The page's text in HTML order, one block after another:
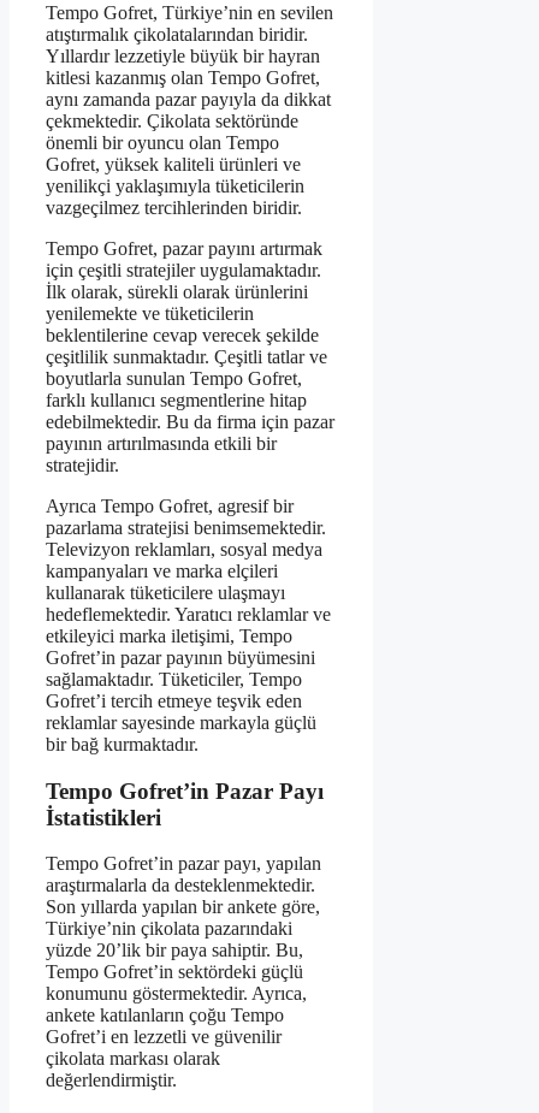
Tempo Gofret, Türkiye’nin en sevilen
atıştırmalık çikolatalarından biridir.
Yıllardır lezzetiyle büyük bir hayran
kitlesi kazanmış olan Tempo Gofret,
aynı zamanda pazar payıyla da dikkat
çekmektedir. Çikolata sektöründe
önemli bir oyuncu olan Tempo
Gofret, yüksek kaliteli ürünleri ve
yenilikçi yaklaşımıyla tüketicilerin
vazgeçilmez tercihlerinden biridir.
Tempo Gofret, pazar payını artırmak
için çeşitli stratejiler uygulamaktadır.
İlk olarak, sürekli olarak ürünlerini
yenilemekte ve tüketicilerin
beklentilerine cevap verecek şekilde
çeşitlilik sunmaktadır. Çeşitli tatlar ve
boyutlarla sunulan Tempo Gofret,
farklı kullanıcı segmentlerine hitap
edebilmektedir. Bu da firma için pazar
payının artırılmasında etkili bir
stratejidir.
Ayrıca Tempo Gofret, agresif bir
pazarlama stratejisi benimsemektedir.
Televizyon reklamları, sosyal medya
kampanyaları ve marka elçileri
kullanarak tüketicilere ulaşmayı
hedeflemektedir. Yaratıcı reklamlar ve
etkileyici marka iletişimi, Tempo
Gofret’in pazar payının büyümesini
sağlamaktadır. Tüketiciler, Tempo
Gofret’i tercih etmeye teşvik eden
reklamlar sayesinde markayla güçlü
bir bağ kurmaktadır.
Tempo Gofret’in Pazar Payı
İstatistikleri
Tempo Gofret’in pazar payı, yapılan
araştırmalarla da desteklenmektedir.
Son yıllarda yapılan bir ankete göre,
Türkiye’nin çikolata pazarındaki
yüzde 20’lik bir paya sahiptir. Bu,
Tempo Gofret’in sektördeki güçlü
konumunu göstermektedir. Ayrıca,
ankete katılanların çoğu Tempo
Gofret’i en lezzetli ve güvenilir
çikolata markası olarak
değerlendirmiştir.